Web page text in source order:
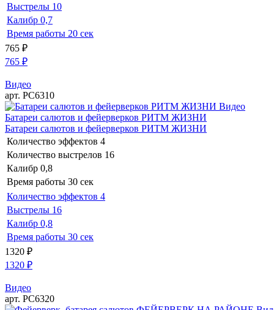
Выстрелы 10
Калибр 0,7
Время работы 20 сек
765 ₽
765 ₽
Видео
арт. РС6310
Видео
Батареи салютов и фейерверков РИТМ ЖИЗНИ
Батареи салютов и фейерверков РИТМ ЖИЗНИ
Количество эффектов 4
Количество выстрелов 16
Калибр 0,8
Время работы 30 сек
Количество эффектов 4
Выстрелы 16
Калибр 0,8
Время работы 30 сек
1320 ₽
1320 ₽
Видео
арт. РС6320